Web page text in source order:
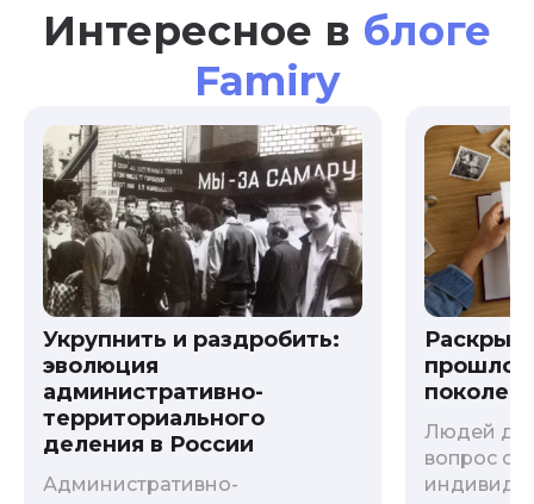
Интересное в блоге
Famiry
Укрупнить и раздробить:
эволюция
административно-
территориального
деления в России
Административно-
Людей
вопрос о